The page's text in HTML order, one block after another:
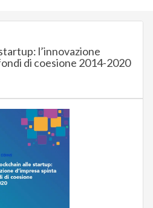
l’innovazione
di coesione 2014-2020